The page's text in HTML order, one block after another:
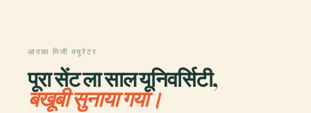
आपका निजी क्यूरेटर
पूरा सेंट ला साल यूनिवर्सिटी,
बखूबी सुनाया गया।